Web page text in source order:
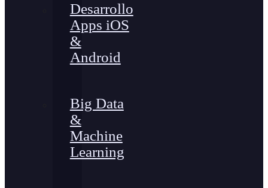
Desarrollo
Apps iOS
&
Android
Big Data
&
Machine
Learning